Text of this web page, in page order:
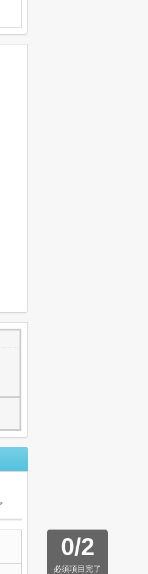
0/2
必須項目完了